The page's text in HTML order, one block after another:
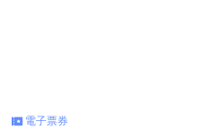
電子票券